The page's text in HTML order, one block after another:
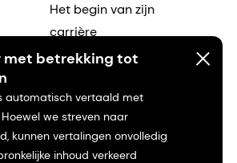
met betrekking tot
automatisch vertaald met
we streven naar
kunnen vertalingen onvolledig
inhoud verkeerd
Het begin van zijn
carrière